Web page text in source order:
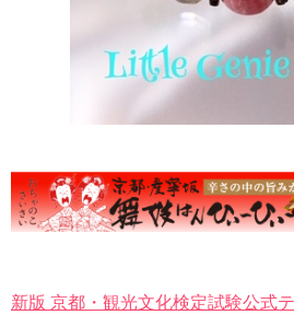
新版 京都・観光文化検定試験公式